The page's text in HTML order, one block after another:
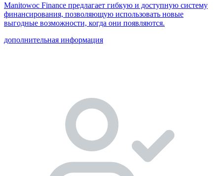
Manitowoc Finance предлагает гибкую и доступную систему
финансирования, позволяющую использовать новые
выгодные возможности, когда они появляются.
дополнительная информация